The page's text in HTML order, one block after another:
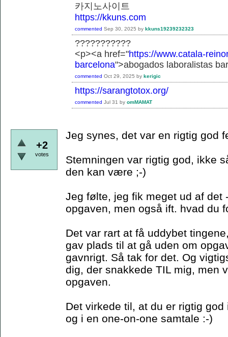
카지노사이트
https://kkuns.com
commented Sep 30, 2025 by kkuns19239232323
???????????
<p><a href="https://www.catala-
barcelona">abogados laboralistas
commented Oct 29, 2025 by kerigic
https://sarangtotox.org/
commented Jul 31 by omMAMAT
+2
votes
Jeg synes, det var en rigtig god
Stemningen var rigtig god, ikke
den kan være ;-)
Jeg følte, jeg fik meget ud af det
opgaven, men også ift. hvad du
Det var rart at få uddybet
gav plads til at gå uden om
gavnrigt. Så tak for det. Og
dig, der snakkede TIL mig, men
opgaven.
Det virkede til, at du er rigtig
og i en one-on-one samtale :-)